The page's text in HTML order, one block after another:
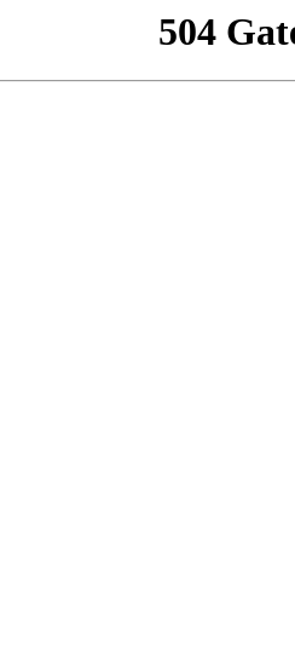
504